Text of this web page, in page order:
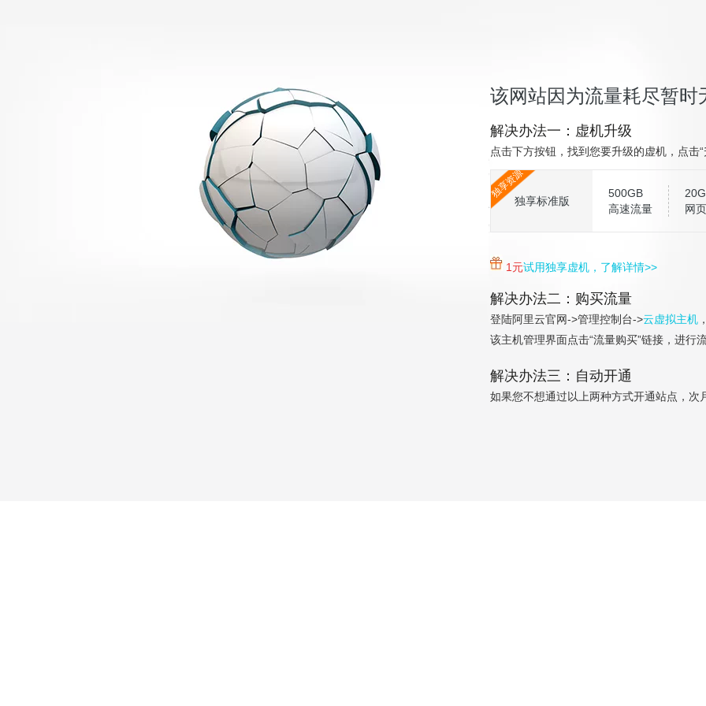
该网站因为流量耗尽暂时
解决办法一：虚机升级
点击下方按钮，找到您要升级的虚机，点击
独享资源
独享标准版
500GB
高速流量
网
1元试用独享虚机，了解详情>>
解决办法二：购买流量
登陆阿里云官网->管理控制台->云虚拟主机
该主机管理界面点击“流量购买”链接，进行
解决办法三：自动开通
如果您不想通过以上两种方式开通站点，次